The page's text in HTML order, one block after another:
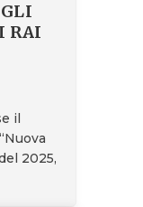
RAI
il
2025,